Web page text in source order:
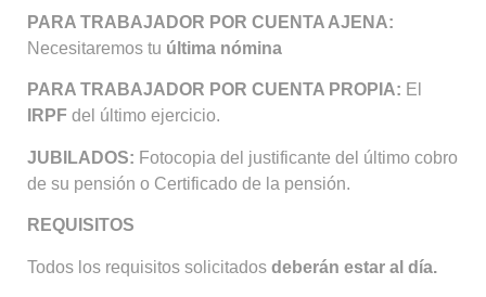
PARA TRABAJADOR POR CUENTA AJENA:
Necesitaremos tu última nómina
PARA TRABAJADOR POR CUENTA PROPIA: El
IRPF del último ejercicio.
JUBILADOS: Fotocopia del justificante del último cobro
de su pensión o Certificado de la pensión.
REQUISITOS
Todos los requisitos solicitados deberán estar al día.